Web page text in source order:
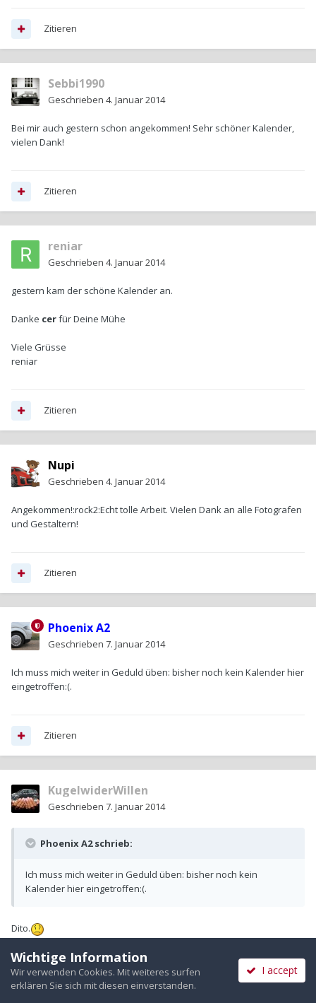
Zitieren
Sebbi1990
Geschrieben 4. Januar 2014
Bei mir auch gestern schon angekommen! Sehr schöner Kalender,
vielen Dank!
Zitieren
reniar
Geschrieben 4. Januar 2014
gestern kam der schöne Kalender an.
Danke cerfür Deine Mühe
Viele Grüsse
reniar
Zitieren
Nupi
Geschrieben 4. Januar 2014
Angekommen!:rock2:Echt tolle Arbeit. Vielen Dank an alle Fotografen
und Gestaltern!
Zitieren
Phoenix A2
Geschrieben 7. Januar 2014
Ich muss mich weiter in Geduld üben: bisher noch kein Kalender hier
eingetroffen:(.
Zitieren
KugelwiderWillen
Geschrieben 7. Januar 2014
Phoenix A2 schrieb:
Ich muss mich weiter in Geduld üben: bisher noch kein
Kalender hier eingetroffen:(.
Dito.
Zitieren
Wichtige Information
Wir verwenden Cookies. Mit weiteres surfen
erklären Sie sich mit diesen einverstanden.
I accept